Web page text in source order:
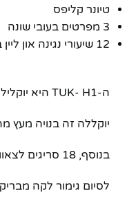
טיונר קליפס
3 מפרטים בעובי שונה
12 שיעורי נגינה און ליין במתנה
ה-TUK- H1 היא יוקלילה בגודל קונצרט (גודל מבוקש במיוחד) אשר מציע שילוב של עצים מובחרים אשר מספקים ליוקלילי צלי מתוק עם הרבה עומק ואיזון בתדרים.
יוקללה זה בנויה מעץ
בנוסף, 18 סריגים לצאוור מעץ סיסאם הודי אשר מספק נגינה נוחה שלא תכאיב לכם באצבעות .
לסיום גימור לקה
אינסטגרם
יוטיוב